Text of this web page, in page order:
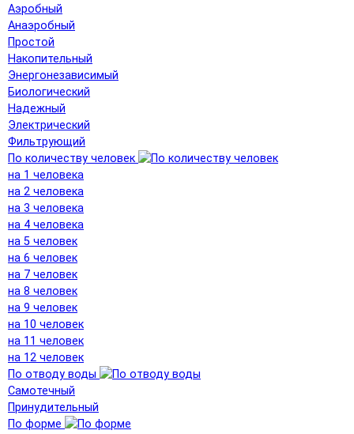
Аэробный
Анаэробный
Простой
Накопительный
Энергонезависимый
Биологический
Надежный
Электрический
Фильтрующий
По количеству человек
на 1 человека
на 2 человека
на 3 человека
на 4 человека
на 5 человек
на 6 человек
на 7 человек
на 8 человек
на 9 человек
на 10 человек
на 11 человек
на 12 человек
По отводу воды
Самотечный
Принудительный
По форме